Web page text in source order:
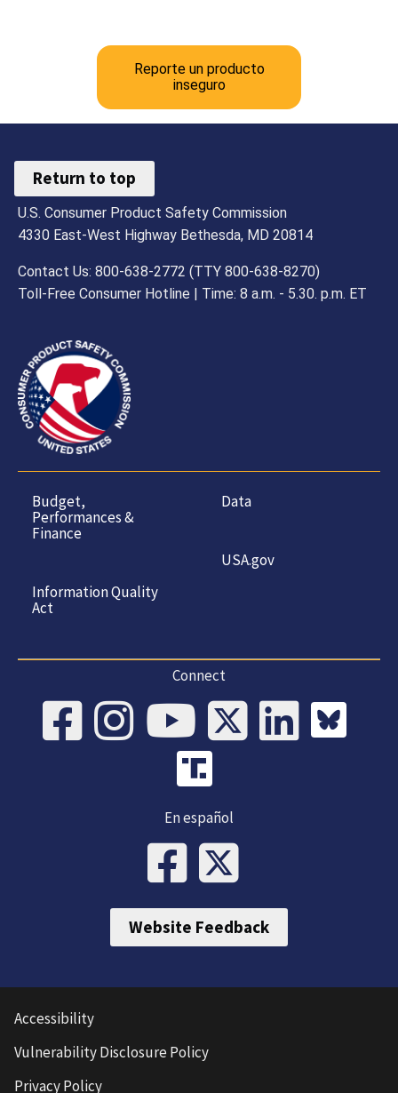
Reporte un producto
inseguro
Return to top
U.S. Consumer Product Safety Commission
4330 East-West Highway Bethesda, MD 20814
Contact Us: 800-638-2772 (TTY 800-638-8270)
Toll-Free Consumer Hotline | Time: 8 a.m. - 5.30. p.m. ET
Budget,
Performances &
Finance
Information Quality
Act
Data
USA.gov
Connect
En español
Website Feedback
Accessibility
Vulnerability Disclosure Policy
Privacy Policy